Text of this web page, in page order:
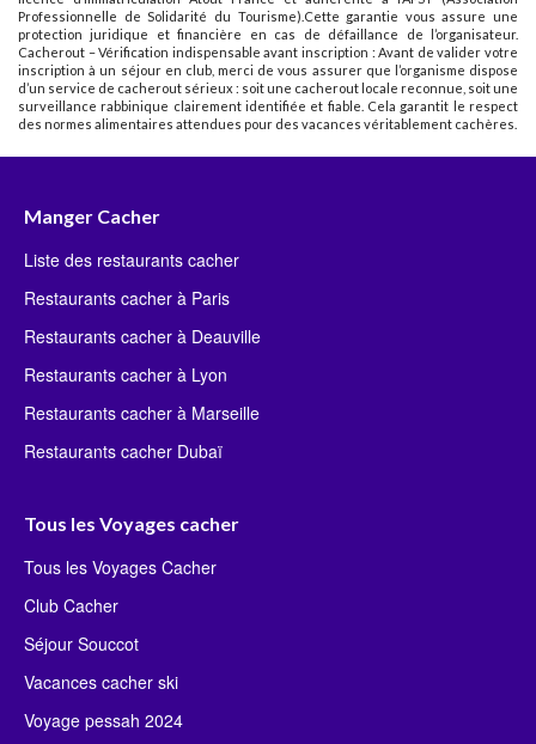
Professionnelle de Solidarité du Tourisme).Cette garantie vous assure une
protection juridique et financière en cas de défaillance de l’organisateur.
Cacherout – Vérification indispensable avant inscription : Avant de valider votre
inscription à un séjour en club, merci de vous assurer que l’organisme dispose
d’un service de cacherout sérieux : soit une cacherout locale reconnue, soit une
surveillance rabbinique clairement identifiée et fiable. Cela garantit le respect
des normes alimentaires attendues pour des vacances véritablement cachères.
Manger Cacher
Liste des restaurants cacher
Restaurants cacher à Paris
Restaurants cacher à Deauville
Restaurants cacher à Lyon
Restaurants cacher à Marseille
Restaurants cacher Dubaï
Tous les Voyages cacher
Tous les Voyages Cacher
Club Cacher
Séjour Souccot
Vacances cacher ski
Voyage pessah 2024